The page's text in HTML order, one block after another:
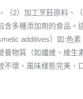
2）加工烹飪原料、
多種添加劑的食品。
additives）如:色
物質（如纖維、維生
壞、風味樣態完美、